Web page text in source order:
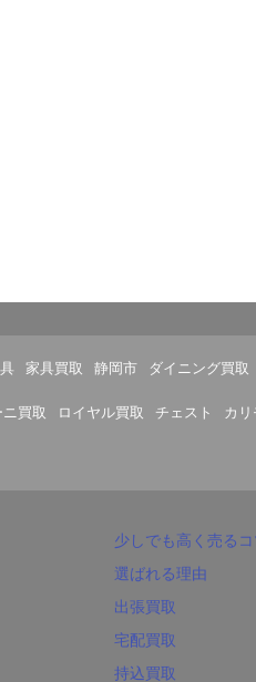
家具買取 静岡市 ダイニング買取
ニ買取 ロイヤル買取 チェスト カ
少しでも高く売るコ
選ばれる理由
出張買取
宅配買取
持込買取